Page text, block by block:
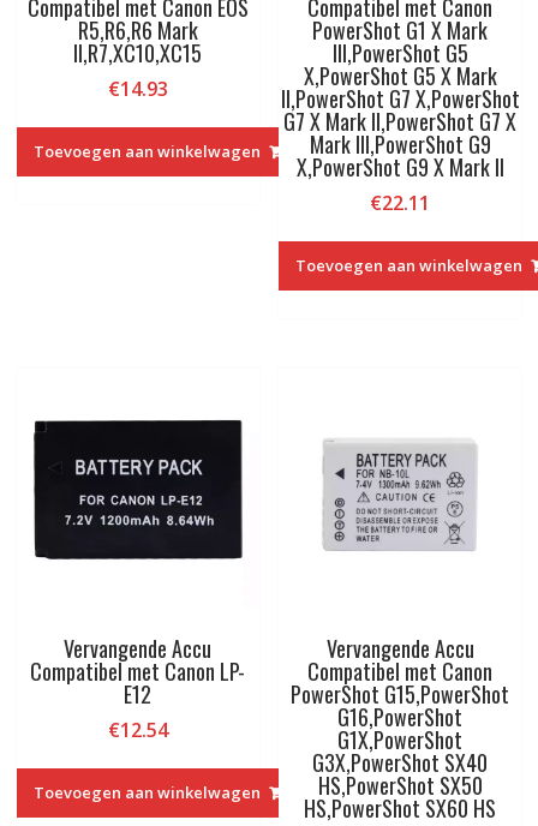
Compatibel met Canon EOS
R5,R6,R6 Mark
II,R7,XC10,XC15
€14.93
Toevoegen aan winkelwagen
Compatibel met Canon
PowerShot G1 X Mark
III,PowerShot G5
X,PowerShot G5 X Mark
II,PowerShot G7 X,PowerShot
G7 X Mark II,PowerShot G7 X
Mark III,PowerShot G9
X,PowerShot G9 X Mark II
€22.11
Toevoegen aan winkelwagen
Vervangende Accu
Compatibel met Canon LP-
E12
€12.54
Toevoegen aan winkelwagen
Vervangende Accu
Compatibel met Canon
PowerShot G15,PowerShot
G16,PowerShot
G1X,PowerShot
G3X,PowerShot SX40
HS,PowerShot SX50
HS,PowerShot SX60 HS